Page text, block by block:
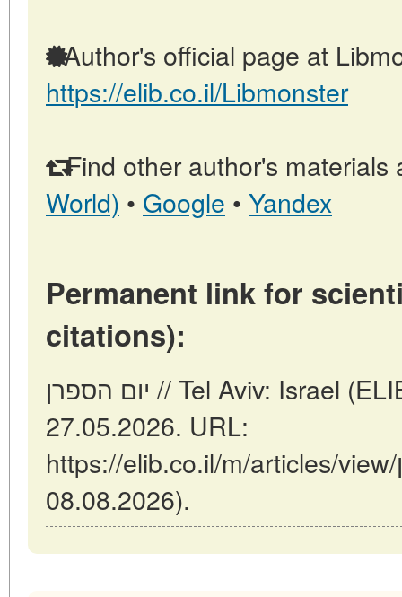
Author's official page at
https://elib.co.il/Libmonster
Find other author's materials
World) • Google • Yandex
Permanent link for
citations):
יום הספרן // Tel Aviv: Israel (ELIB.CO.IL). Updated:
27.05.2026. URL:
https://elib.co.il/m/articles/view/יום-הספרן (date of access:
08.08.2026).